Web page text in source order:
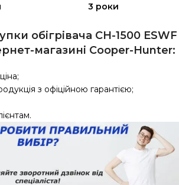
3 роки
обігрівача CH-1500 ESWF
магазині Сooper-Hunter:
з офіційною гарантією;